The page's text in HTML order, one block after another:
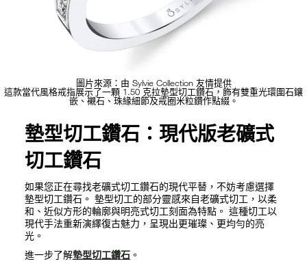
圖片來源：由 Sylvie Collection 友情提供
這款當代風格戒指展示了一顆 1.50 克拉墊型切工鑽石，飾有雙重光環圍石鑲
嵌、襯石、珠緣細節及戒圈米粒鑽作點綴。
墊型切工鑽石：現代版老礦式
切工鑽石
如果您正在尋找老礦式切工鑽石的現代平替，不妨考慮選擇
墊型切工鑽石。 墊型切工的部分靈感來自老礦式切工，以柔
和、近似方形的輪廓與明亮式切工刻面為特點。 這種切工以
現代手法重新演繹復古魅力，呈現出更璀璨、更均勻的亮
光。
進一步了解墊型切工鑽石。